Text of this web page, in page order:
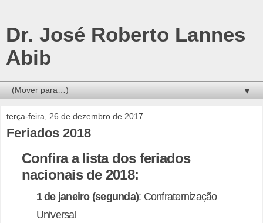
Dr. José Roberto Lannes
Abib
▼
terça-feira, 26 de dezembro de 2017
Feriados 2018
Confira a lista dos feriados
nacionais de 2018:
1 de janeiro (segunda): Confraternização
Universal